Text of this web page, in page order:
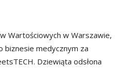
Wartościowych w Warszawie,
biznesie medycznym za
Dziewiąta odsłona